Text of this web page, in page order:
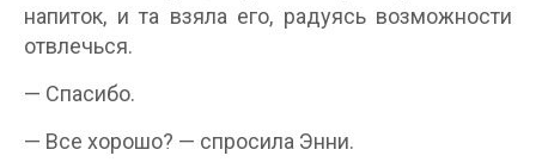
напиток, и та взяла его, радуясь возможности
отвлечься.
— Спасибо.
— Все хорошо? — спросила Энни.